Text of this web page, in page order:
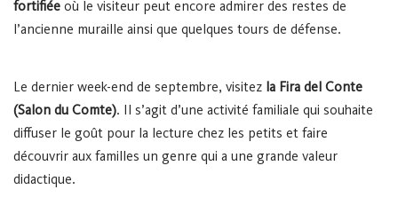
fortifiée où le visiteur peut encore admirer des restes de
l’ancienne muraille ainsi que quelques tours de défense.
Le dernier week-end de septembre, visitez la Fira del Conte
(Salon du Comte). Il s’agit d’une activité familiale qui souhaite
diffuser le goût pour la lecture chez les petits et faire
découvrir aux familles un genre qui a une grande valeur
didactique.